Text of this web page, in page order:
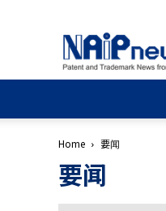
Home 要闻
要闻